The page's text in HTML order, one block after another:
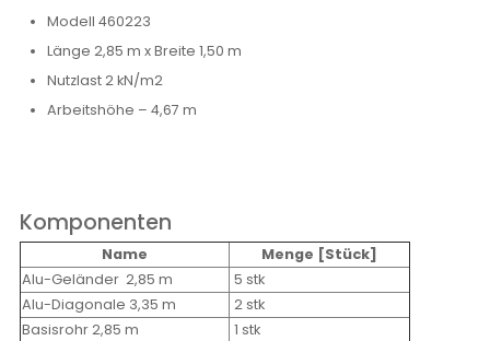
Modell 460223
Länge 2,85 m x Breite 1,50 m
Nutzlast 2 kN/m2
Arbeitshöhe – 4,67 m
Komponenten
Name
Menge [Stück]
Alu-Geländer 2,85 m
5 stk
Alu-Diagonale 3,35 m
2 stk
Basisrohr 2,85 m
1 stk